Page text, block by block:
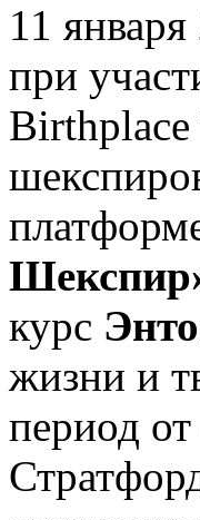
11
при
Birthplace
курс
жизни и
период